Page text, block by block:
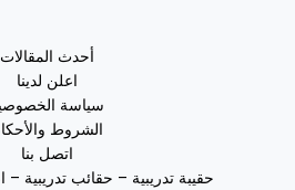
أحدث المقالات
اعلن لدينا
سياسة
الشروط
اتصل بنا
حقيبة تدريبية – حقائب تدريبية –